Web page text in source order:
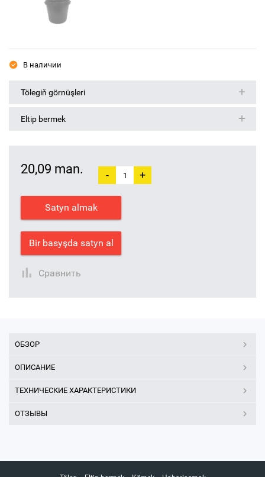
В наличии
Tölegiň görnüşleri
Eltip bermek
20,09 man. - +
Satyn almak
Bir basyşda satyn al
Сравнить
ОБЗОР
ОПИСАНИЕ
ТЕХНИЧЕСКИЕ ХАРАКТЕРИСТИКИ
ОТЗЫВЫ